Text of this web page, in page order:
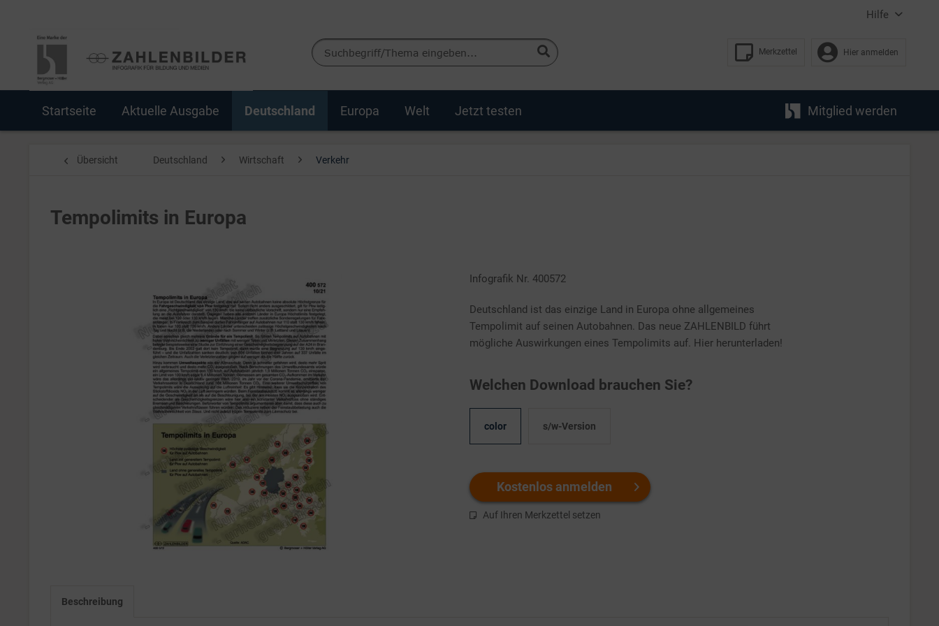
Hilfe
Merkzettel Hier anmelden
Startseite Aktuelle Ausgabe Deutschland Europa Welt Jetzt testen Mitglied werden
Übersicht Deutschland Wirtschaft Verkehr
Tempolimits in Europa
Infografik Nr. 400572
Deutschland ist das einzige Land in Europa ohne allgemeines
Tempolimit auf seinen Autobahnen. Das neue ZAHLENBILD führt
mögliche Auswirkungen eines Tempolimits auf. Hier herunterladen!
Welchen Download brauchen Sie?
color s/w-Version
Kostenlos anmelden
Auf Ihren Merkzettel setzen
Beschreibung